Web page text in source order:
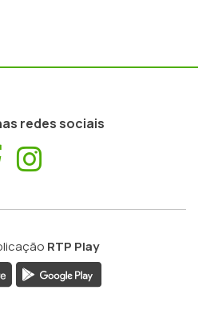
redes sociais
Facebook
RTP Play